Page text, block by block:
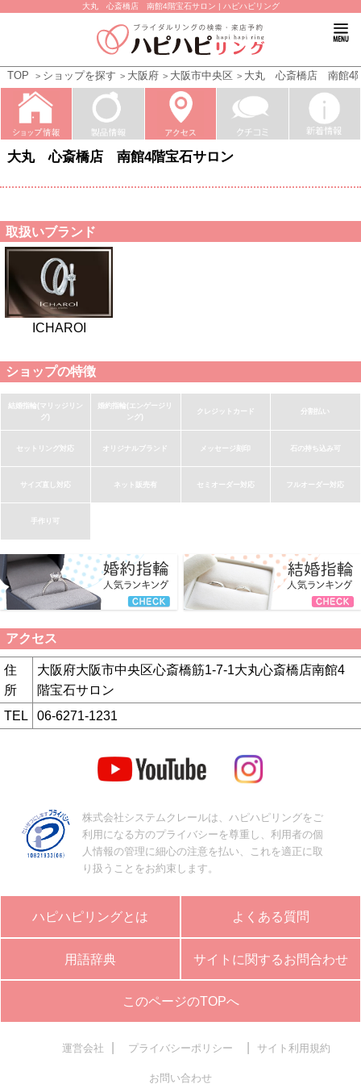
大丸 心斎橋店 南館4階宝石サロン | ハピハピリング
TOP ショップを探す 大阪府 大阪市中央区 大丸 心斎橋店 南館4
大丸 心斎橋店 南館4階宝石サロン
取扱いブランド
ICHAROI
ショップの特徴
結婚指輪(マリッジリン
グ)
婚約指輪(エンゲージリ
ング)
クレジットカード 分割払い
セットリング対応 オリジナルブランド メッセージ刻印 石の持ち込み可
サイズ直し対応 ネット販売有 セミオーダー対応 フルオーダー対応
手作り可
アクセス
住
所
大阪府大阪市中央区心斎橋筋1-7-1大丸心斎橋店南館4
階宝石サロン
TEL
06-6271-1231
株式会社システムクレールは、ハピハピリングをご
利用になる方のプライバシーを尊重し、利用者の個
人情報の管理に細心の注意を払い、これを適正に取
り扱うことをお約束します。
ハピハピリングとは よくある質問
用語辞典 サイトに関するお問合わせ
このページのTOPへ
運営会社 プライバシーポリシー サイト利用規約
お問い合わせ